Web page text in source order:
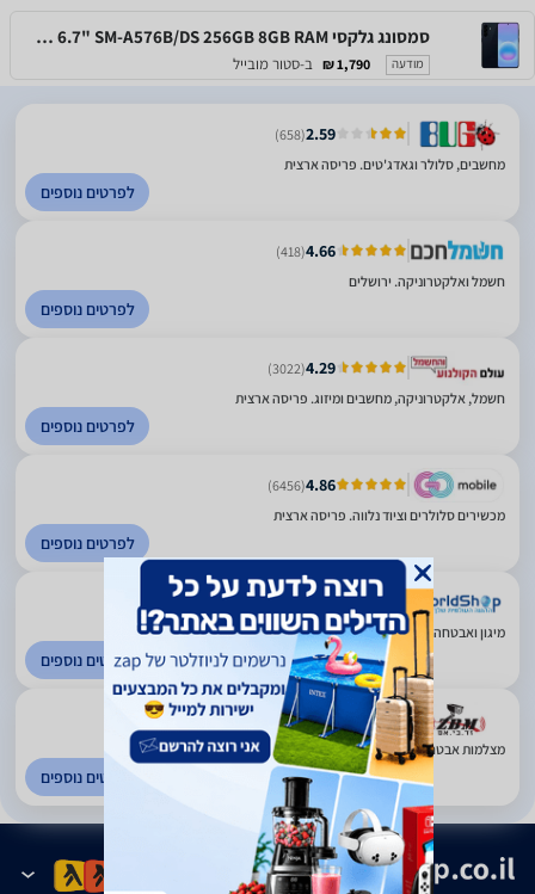
סמסונג גלקסי Samsung Galaxy A57 5G 6.7" SM-A576B/DS 256GB 8GB RAM
מודעה 1,790 ₪ ב-סטור מובייל
2.59
(658)
מחשבים, סלולר וגאדג'טים. פריסה ארצית
לפרטים נוספים
4.66
(418)
חשמל ואלקטרוניקה. ירושלים
לפרטים נוספים
4.29
(3022)
חשמל, אלקטרוניקה, מחשבים ומיזוג. פריסה ארצית
לפרטים נוספים
4.86
(6456)
מכשירים סלולרים וציוד נלווה. פריסה ארצית
לפרטים נוספים
מיגון ואבטחה - ציוד ריגול. פריסה ארצית
לפרטים נוספים
(1)
מצלמות אבטחה וציוד היקפי. פריסה ארצית
לפרטים נוספים